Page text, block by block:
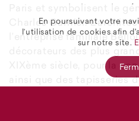
Charles Garnier.
l’entreprise familiale
XIXème siècle, pour la
ainsi que des tapisseries
En poursuivant votre
l’utilisation de cookies afin
sur notre site.